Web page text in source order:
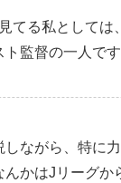
てる私としては
監督の一人です
しながら、特に
んかはJリーグか